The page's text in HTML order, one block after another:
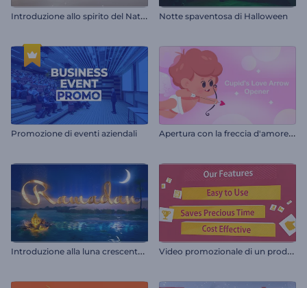
I
ntroduzione allo spirito del Natale Notte spaventosa di Halloween
Promozione di eventi aziendali A
pertura con la freccia d'amore di Cupido
I
ntroduzione alla luna crescente del Ramadan V
ideo promozionale di un prodotto o servizio